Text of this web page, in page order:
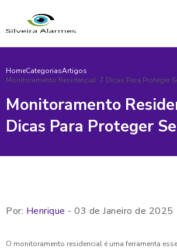
HomeCategoriasArtigos
Monitoramento Residencial: 7 Dicas Para Proteger
Monitoramento
Dicas Para Proteger
Por: Henrique - 03 de Janeiro de 2025
O monitoramento residencial é uma ferramenta